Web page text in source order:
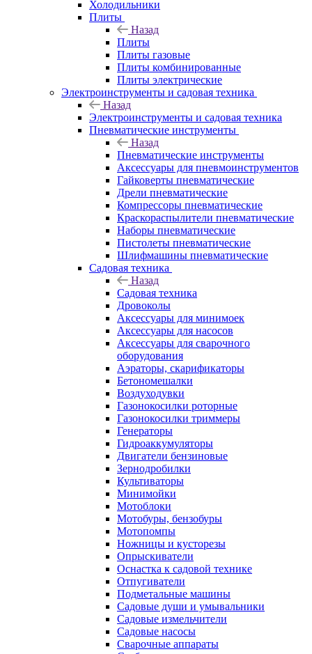
Холодильники
Плиты
Назад
Плиты
Плиты газовые
Плиты комбинированные
Плиты электрические
Электроинструменты и садовая техника
Назад
Электроинструменты и садовая техника
Пневматические инструменты
Назад
Пневматические инструменты
Аксессуары для пневмоинструментов
Гайковерты пневматические
Дрели пневматические
Компрессоры пневматические
Краскораспылители пневматические
Наборы пневматические
Пистолеты пневматические
Шлифмашины пневматические
Садовая техника
Назад
Садовая техника
Дровоколы
Аксессуары для минимоек
Аксессуары для насосов
Аксессуары для сварочного
оборудования
Аэраторы, скарификаторы
Бетономешалки
Воздуходувки
Газонокосилки роторные
Газонокосилки триммеры
Генераторы
Гидроаккумуляторы
Двигатели бензиновые
Зернодробилки
Культиваторы
Минимойки
Мотоблоки
Мотобуры, бензобуры
Мотопомпы
Ножницы и кусторезы
Опрыскиватели
Оснастка к садовой технике
Отпугиватели
Подметальные машины
Садовые души и умывальники
Садовые измельчители
Садовые насосы
Сварочные аппараты